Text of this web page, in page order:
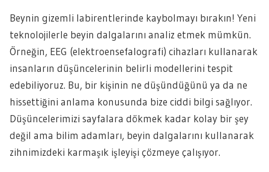
Beynin gizemli labirentlerinde kaybolmayı bırakın! Yeni
teknolojilerle beyin dalgalarını analiz etmek mümkün.
Örneğin, EEG (elektroensefalografi) cihazları kullanarak
insanların düşüncelerinin belirli modellerini tespit
edebiliyoruz. Bu, bir kişinin ne düşündüğünü ya da ne
hissettiğini anlama konusunda bize ciddi bilgi sağlıyor.
Düşüncelerimizi sayfalara dökmek kadar kolay bir şey
değil ama bilim adamları, beyin dalgalarını kullanarak
zihnimizdeki karmaşık işleyişi çözmeye çalışıyor.